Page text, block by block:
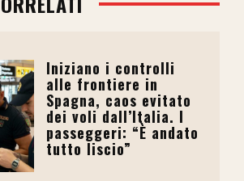
Iniziano i controlli
alle frontiere in
Spagna, caos evitato
dei voli dall’Italia. I
passeggeri: “È andato
tutto liscio”